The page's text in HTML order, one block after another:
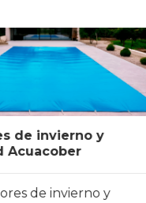
y
invierno y